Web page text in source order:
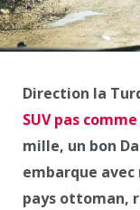
Direction la
SUV pas
mille, un bon
embarque avec
pays ottoman,